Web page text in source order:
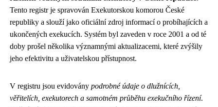
Tento registr je spravován Exekutorskou komorou České
republiky a slouží jako oficiální zdroj informací o probíhajících a
ukončených exekucích. Systém byl zaveden v roce 2001 a od té
doby prošel několika významnými aktualizacemi, které zvýšily
jeho efektivitu a uživatelskou přístupnost.
V registru jsou evidovány podrobné údaje o dlužnících,
věřitelích, exekutorech a samotném průběhu exekučního řízení.